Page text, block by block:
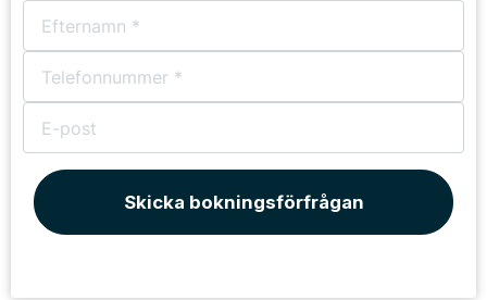
Skicka bokningsförfrågan